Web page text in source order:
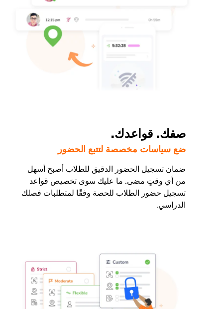
صفك. قواعدك.
ضع سياسات مخصصة لتتبع الحضور
ضمان تسجيل الحضور الدقيق للطلاب أصبح أسهل
من أي وقتٍ مضى. ما عليك سوى تخصيص قواعد
تسجيل حضور الطلاب للحصة وفقًا لمتطلبات فصلك
الدراسي.